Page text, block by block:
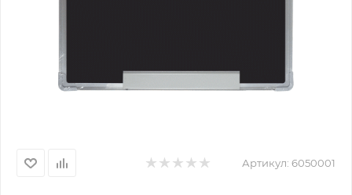
Артикул: 6050001